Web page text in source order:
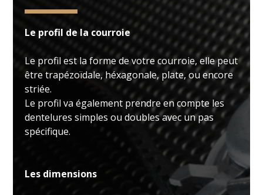
Le profil de la courroie
Le profil est la forme de votre courroie, elle peut
être trapézoïdale, héxagonale, plate, ou encore
striée.
Le profil va également prendre en compte les
dentelures simples ou doubles avec un pas
spécifique.
Les dimensions